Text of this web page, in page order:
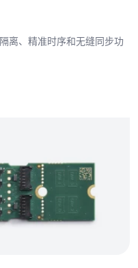
离、精准时序和无缝同步功